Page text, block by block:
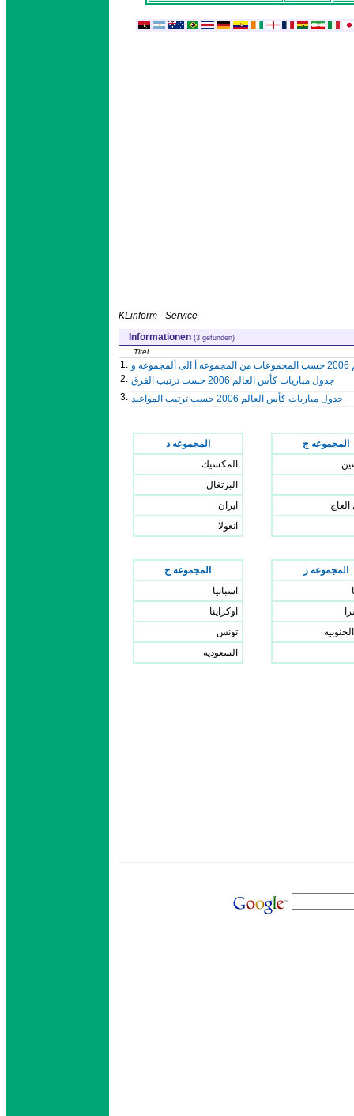
KLinform - Service
Informationen (3 gefunden)
Titel
1.
2.
جدول مباريات كأس العالم 2006 حسب ترتيب الفرق
3.
جدول مباريات كأس العالم 2006 حسب ترتيب المواعيد
المجموعه د
المكسيك
البرتغال
ايران
انغولا
المجموعه ج
المجموعه ح
اسبانيا
اوكراينا
تونس
السعوديه
المجموعه ز